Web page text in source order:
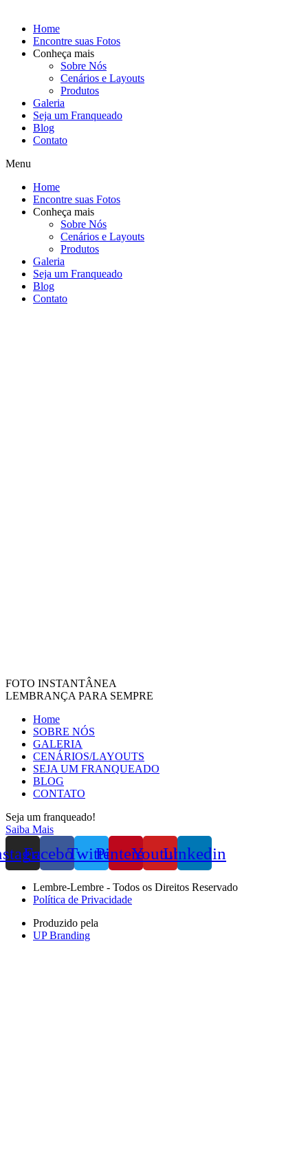
Home
Encontre suas Fotos
Conheça mais
Sobre Nós
Cenários e Layouts
Produtos
Galeria
Seja um Franqueado
Blog
Contato
Menu
Home
Encontre suas Fotos
Conheça mais
Sobre Nós
Cenários e Layouts
Produtos
Galeria
Seja um Franqueado
Blog
Contato
FOTO INSTANTÂNEA
LEMBRANÇA PARA SEMPRE
Home
SOBRE NÓS
GALERIA
CENÁRIOS/LAYOUTS
SEJA UM FRANQUEADO
BLOG
CONTATO
Seja um franqueado!
Saiba Mais
FacebookTwitterPinterestYoutubeLinkedin
Lembre-Lembre - Todos os Direitos Reservado
Política de Privacidade
Produzido pela
UP Branding